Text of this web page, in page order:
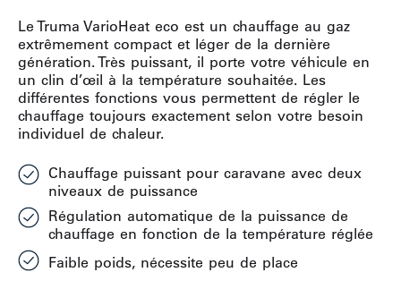
Le Truma VarioHeat eco est un chauffage au gaz
extrêmement compact et léger de la dernière
génération. Très puissant, il porte votre véhicule en
un clin d’œil à la température souhaitée. Les
différentes fonctions vous permettent de régler le
chauffage toujours exactement selon votre besoin
individuel de chaleur.
Chauffage puissant pour caravane avec deux
niveaux de puissance
Régulation automatique de la puissance de
chauffage en fonction de la température réglée
Faible poids, nécessite peu de place